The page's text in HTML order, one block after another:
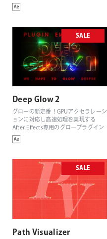
SALE
Deep Glow 2
グローの新定番！GPUアクセラレーシ
ョンに対応し高速処理を実現する
After Effects専用のグロープラグイン
SALE
Path Visualizer